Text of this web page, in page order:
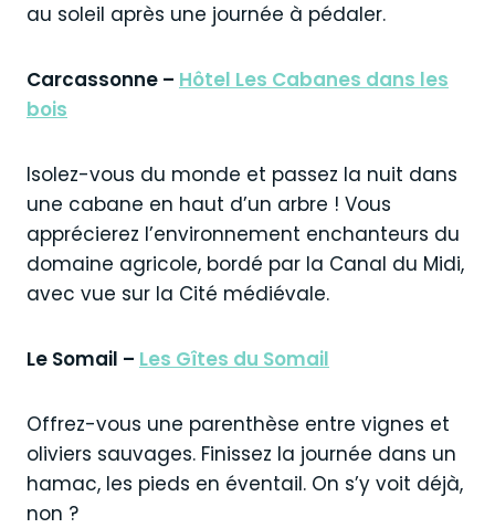
au soleil après une journée à pédaler.
Carcassonne – Hôtel Les Cabanes dans les
bois
Isolez-vous du monde et passez la nuit dans
une cabane en haut d’un arbre ! Vous
apprécierez l’environnement enchanteurs du
domaine agricole, bordé par la Canal du Midi,
avec vue sur la Cité médiévale.
Le Somail – Les Gîtes du Somail
Offrez-vous une parenthèse entre vignes et
oliviers sauvages. Finissez la journée dans un
hamac, les pieds en éventail. On s’y voit déjà,
non ?